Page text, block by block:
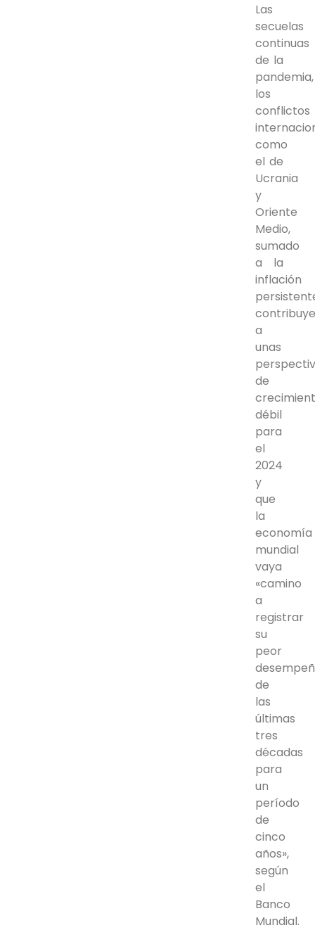
Las
secuelas
continuas
de la
pandemia,
los
conflictos
como
el de
Ucrania
y
Oriente
Medio,
sumado
a la
inflación
a
unas
de
débil
para
el
2024
y
que
la
economía
mundial
vaya
«camino
a
registrar
su
peor
de
las
últimas
tres
décadas
para
un
período
de
cinco
años»,
según
el
Banco
Mundial.